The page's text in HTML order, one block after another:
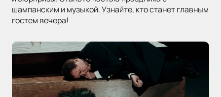
шампанским и музыкой. Узнайте, кто станет главным
гостем вечера!